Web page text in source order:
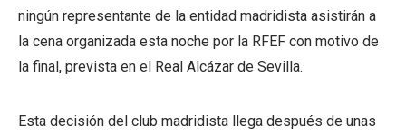
ningún representante de la entidad madridista asistirán a
la cena organizada esta noche por la RFEF con motivo de
la final, prevista en el Real Alcázar de Sevilla.
Esta decisión del club madridista llega después de unas